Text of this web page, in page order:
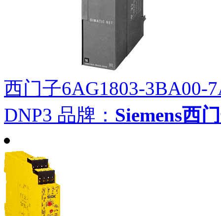
西门子6AG1803-3BA00-
DNP3 品牌： Siemens西